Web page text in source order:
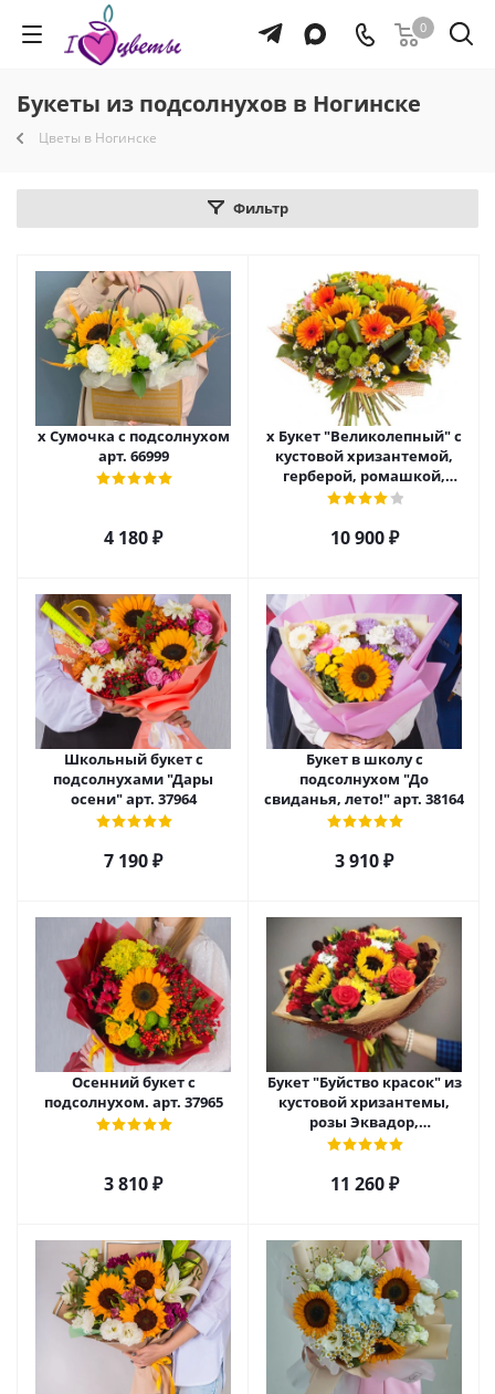
0
Букеты из подсолнухов в Ногинске
Цветы в Ногинске
Фильтр
х Сумочка с подсолнухом
арт. 66999
4 180₽
х Букет "Великолепный" с
кустовой хризантемой,
герберой, ромашкой,
альстромерией и
10 900₽
Школьный букет с
подсолнухами "Дары
осени" арт. 37964
7 190₽
Букет в школу с
подсолнухом "До
свиданья, лето!" арт. 38164
3 910₽
Осенний букет с
подсолнухом. арт. 37965
3 810₽
Букет "Буйство красок" из
кустовой хризантемы,
розы Эквадор,
гиперикума и подсолнуха
11 260₽